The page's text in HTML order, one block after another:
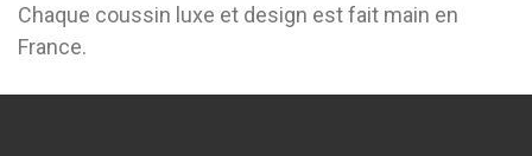
Chaque coussin luxe et design est fait main en
France.